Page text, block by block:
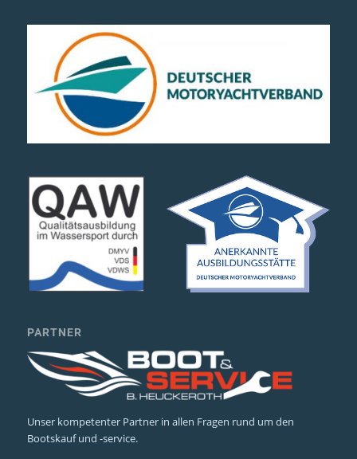
PARTNER
Unser kompetenter Partner in allen Fragen rund um den
Bootskauf und -service.